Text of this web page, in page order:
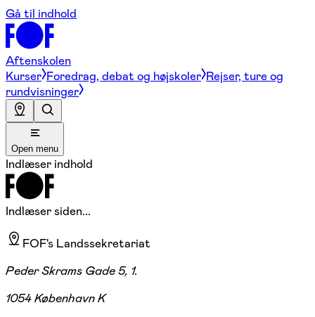
Gå til indhold
Aftenskolen
Kurser Foredrag, debat og højskoler Rejser, ture og
rundvisninger
Open menu
Indlæser indhold
Indlæser siden...
FOF's Landssekretariat
Peder Skrams Gade 5, 1.
1054 København K